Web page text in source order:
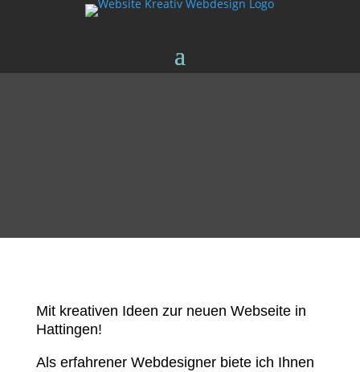
Mit kreativen Ideen zur neuen Webseite in
Hattingen!
Als erfahrener Webdesigner biete ich Ihnen